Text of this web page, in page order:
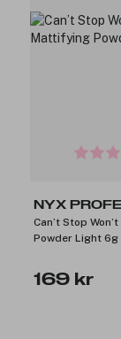
NYX
MAKEUP
Can’t Stop
Powder Light 6g
169 kr